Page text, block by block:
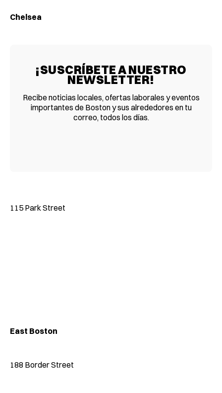
Chelsea
¡SUSCRÍBETE A NUESTRO
NEWSLETTER!
Recibe noticias locales, ofertas laborales y eventos
importantes de Boston y sus alrededores en tu
correo, todos los días.
115 Park Street
East Boston
188 Border Street